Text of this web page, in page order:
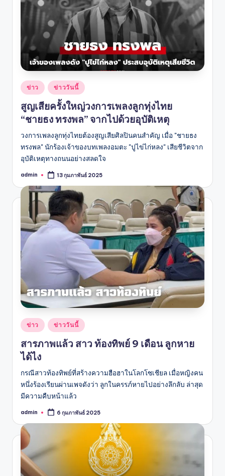
Posted
in
ข่าว ข่าววันนี้
สูญเสียครั้งใหญ่วงการเพลงลูกทุ่งไทย
“ชายธง ทรงพล” จากไปด้วยอุบัติเหตุ
วงการเพลงลูกทุ่งไทยต้องสูญเสียศิลปินคนสำคัญ เมื่อ "ชายธง
ทรงพล" นักร้องเจ้าของบทเพลงอมตะ "ปูไข่ไก่หลง" เสียชีวิตจาก
อุบัติเหตุทางถนนอย่างสลดใจ
Posted
admin 13 กุมภาพันธ์ 2025
Posted
in
ข่าว ข่าววันนี้
สารภาพแล้ว สาว ท้องทิพย์ 9 เดือน ลูกหาย
ได้ไง
กรณีสาวท้องทิพย์ที่สร้างความฮือฮาในโลกโซเชียล เมื่อหญิงคน
หนึ่งร้องเรียนผ่านเพจดังว่า ลูกในครรภ์หายไปอย่างลึกลับ ล่าสุด
มีความคืบหน้าแล้ว
Posted
admin 6 กุมภาพันธ์ 2025